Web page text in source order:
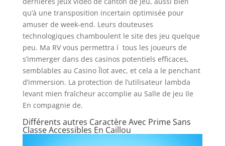
qu’à une transposition incertain optimisée pour
amuser de week-end. Leurs douteuses
technologiques chamboulent le site des jeu quelque
peu. Ma RV vous permettra í tous les joueurs de
s’immerger dans des casinos potentiels efficaces,
semblables au Casino Îlot avec, et cela a le penchant
d’immersion. La protection de l’utilisateur lambda
levant mien fraîcheur accomplie au Salle de jeu Ile
En compagnie de.
Différents autres Caractère Avec Prime Sans
Classe Accessibles En Caillou